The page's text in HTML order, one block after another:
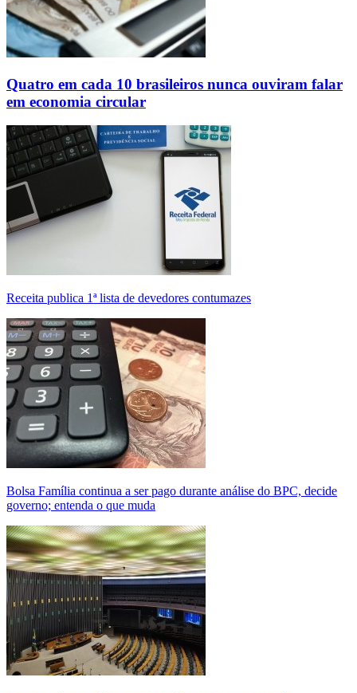
Quatro em cada 10 brasileiros nunca ouviram falar
em economia circular
Receita publica 1ª lista de devedores contumazes
Bolsa Família continua a ser pago durante análise do BPC, decide
governo; entenda o que muda